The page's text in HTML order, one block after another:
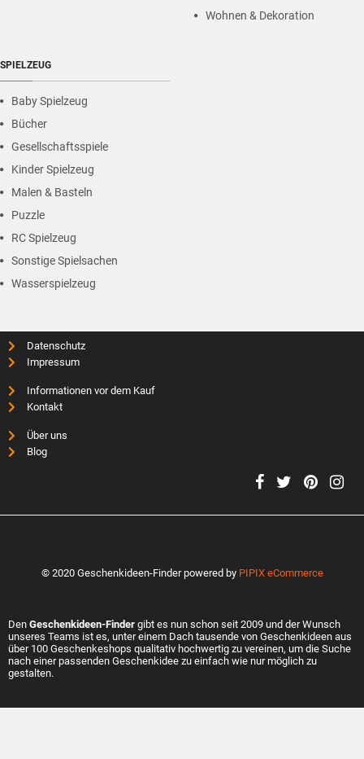
Wohnen & Dekoration
SPIELZEUG
Baby Spielzeug
Bücher
Gesellschaftsspiele
Kinder Spielzeug
Malen & Basteln
Puzzle
RC Spielzeug
Sonstige Spielsachen
Wasserspielzeug
Datenschutz
Impressum
Informationen vor dem Kauf
Kontakt
Über uns
Blog
© 2020 Geschenkideen-Finder powered by PIPIX eCommerce
Den Geschenkideen-Finder gibt es nun schon seit 2009 und der Wunsch
unseres Teams ist es, unter einem Dach tausende von Geschenkideen aus
über 100 Geschenkeshops qualitativ hochwertig zu vereinen, um die Suche
nach einer passenden Geschenkidee zu einfach wie nur möglich zu
gestalten.